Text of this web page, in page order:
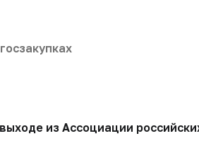
из Ассоциации